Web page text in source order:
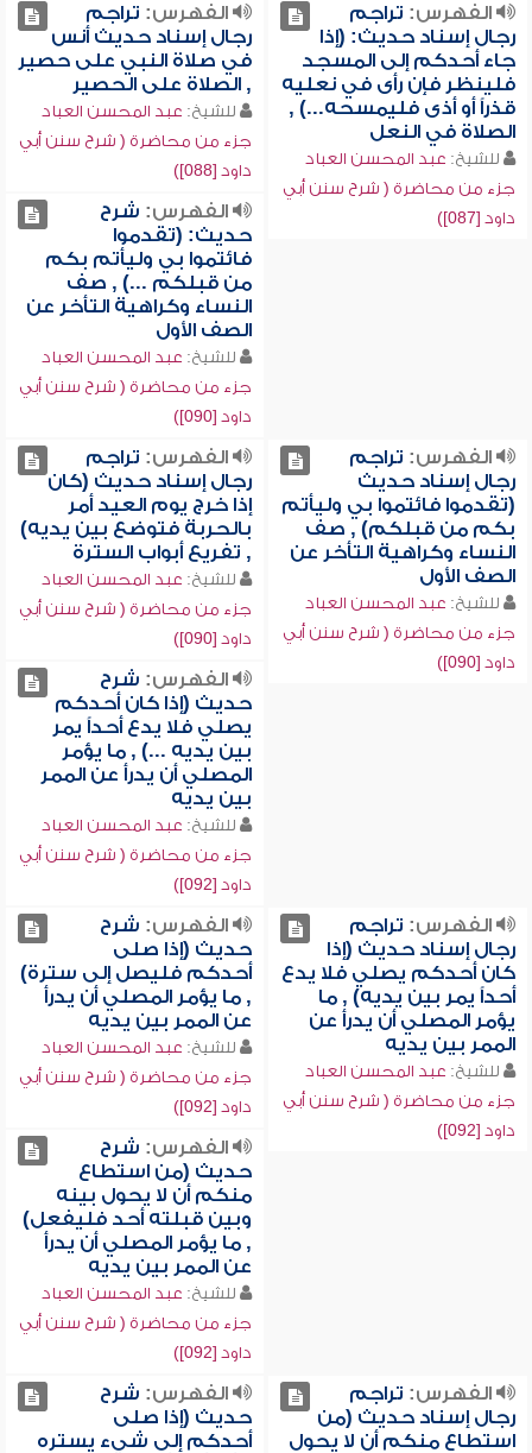
الفهرس: تراجم
رجال إسناد حديث: (إذا
جاء أحدكم إلى المسجد
فلينظر فإن رأى في نعليه
قذراً أو أذى فليمسحه...) ,
الصلاة في النعل
للشيخ: عبد المحسن العباد
جزء من محاضرة ( شرح سنن أبي
داود [087])
الفهرس: تراجم
رجال إسناد حديث أنس
في صلاة النبي على حصير
, الصلاة على الحصير
للشيخ: عبد المحسن العباد
جزء من محاضرة ( شرح سنن أبي
داود [088])
الفهرس: شرح
حديث: (تقدموا
فائتموا بي وليأتم بكم
من قبلكم ...) , صف
النساء وكراهية التأخر عن
الصف الأول
للشيخ: عبد المحسن العباد
جزء من محاضرة ( شرح سنن أبي
داود [090])
الفهرس: تراجم
رجال إسناد حديث
(تقدموا فائتموا بي وليأتم
بكم من قبلكم) , صف
النساء وكراهية التأخر عن
الصف الأول
للشيخ: عبد المحسن العباد
جزء من محاضرة ( شرح سنن أبي
داود [090])
الفهرس: تراجم
رجال إسناد حديث (كان
إذا خرج يوم العيد أمر
بالحربة فتوضع بين يديه)
, تفريع أبواب السترة
للشيخ: عبد المحسن العباد
جزء من محاضرة ( شرح سنن أبي
داود [090])
الفهرس: شرح
حديث (إذا كان أحدكم
يصلي فلا يدع أحداً يمر
بين يديه ...) , ما يؤمر
المصلي أن يدرأ عن الممر
بين يديه
للشيخ: عبد المحسن العباد
جزء من محاضرة ( شرح سنن أبي
داود [092])
الفهرس: تراجم
رجال إسناد حديث (إذا
كان أحدكم يصلي فلا يدع
أحداً يمر بين يديه) , ما
يؤمر المصلي أن يدرأ عن
الممر بين يديه
للشيخ: عبد المحسن العباد
جزء من محاضرة ( شرح سنن أبي
داود [092])
الفهرس: شرح
حديث (إذا صلى
أحدكم فليصل إلى سترة)
, ما يؤمر المصلي أن يدرأ
عن الممر بين يديه
للشيخ: عبد المحسن العباد
جزء من محاضرة ( شرح سنن أبي
داود [092])
الفهرس: شرح
حديث (من استطاع
منكم أن لا يحول بينه
وبين قبلته أحد فليفعل)
, ما يؤمر المصلي أن يدرأ
عن الممر بين يديه
للشيخ: عبد المحسن العباد
جزء من محاضرة ( شرح سنن أبي
داود [092])
الفهرس: تراجم
رجال إسناد حديث (من
استطاع منكم أن لا يحول
الفهرس: شرح
حديث (إذا صلى
أحدكم إلى شيء يستره